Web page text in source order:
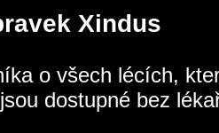
Xindus
o všech lécích,
dostupné bez